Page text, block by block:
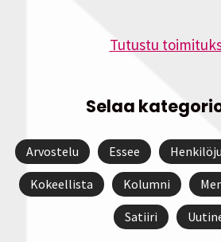
Tutustu
Selaa
Arvostelu Essee
Kokeellista Kolumni
Satiiri